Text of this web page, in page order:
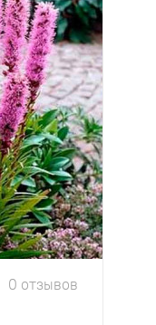
0 отзывов